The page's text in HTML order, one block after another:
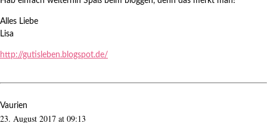
Alles Liebe
Lisa
http://gutisleben.blogspot.de/
Vaurien
23. August 2017 at 09:13